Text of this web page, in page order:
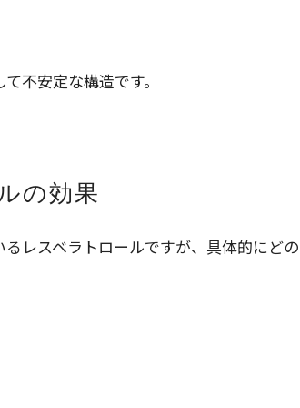
不安定な構造です。
の効果
レスベラトロールですが、具体的にど